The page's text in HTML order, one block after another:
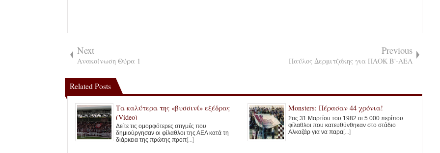
Next
Ανακοίνωση Θύρα 1
Previous
Παύλος Δερμιτζάκης για ΠΑΟΚ Β'-ΑΕΛ
Related Posts
Τα καλύτερα της «βυσσινί» εξέδρας
(Video)
Δείτε τις ομορφότερες στιγμές που
δημιούργησαν οι φίλαθλοι της ΑΕΛ κατά τη
διάρκεια της πρώτης προπ[...]
Monsters: Πέρασαν 44 χρόνια!
Στις 31 Μαρτίου του 1982 οι 5.000 περίπου
φίλαθλοι που κατευθύνθηκαν στο στάδιο
Αλκαζάρ για να παρα[...]